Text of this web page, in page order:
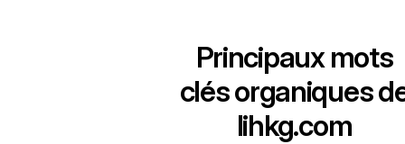
Principaux mots
clés organiques
lihkg.com